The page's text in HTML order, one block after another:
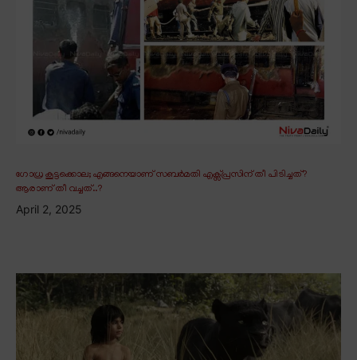
ഗോധ്ര കൂട്ടക്കൊല; എങ്ങനെയാണ് സബർമതി എക്സ്പ്രസിന് തീ പിടിച്ചത്?
ആരാണ് തീ വച്ചത്..?
April 2, 2025